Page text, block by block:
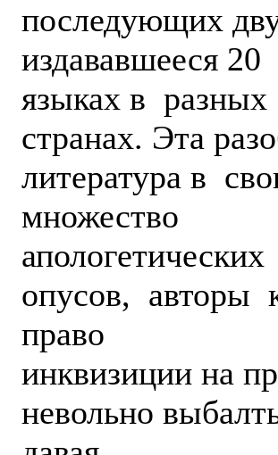
последующих
издававшееся
языках в разных
странах. Эта
литература в
множество
опусов, авторы
право
инквизиции на
невольно